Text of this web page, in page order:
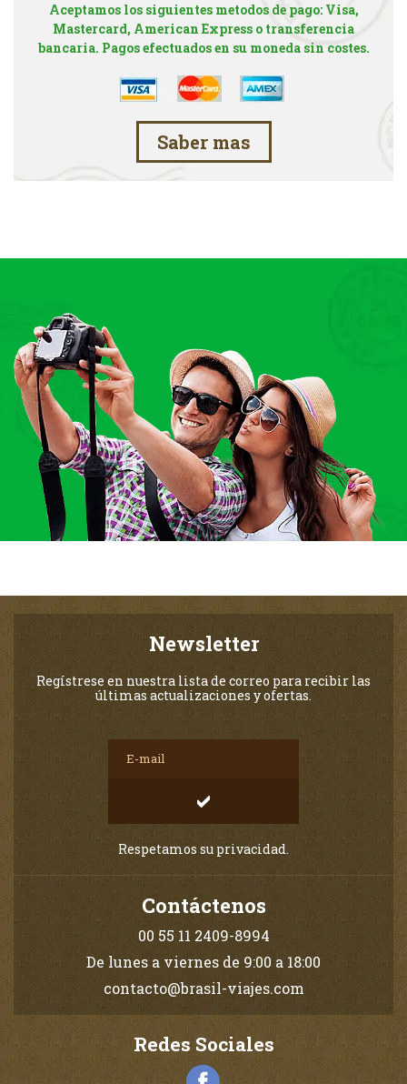
Aceptamos los siguientes metodos de pago: Visa,
Mastercard, American Express o transferencia
bancaria. Pagos efectuados en su moneda sin costes.
Saber mas
Newsletter
Regístrese en nuestra lista de correo para recibir las
últimas actualizaciones y ofertas.
Respetamos su privacidad.
Contáctenos
00 55 11 2409-8994
De lunes a viernes de 9:00 a 18:00
contacto@brasil-viajes.com
Redes Sociales